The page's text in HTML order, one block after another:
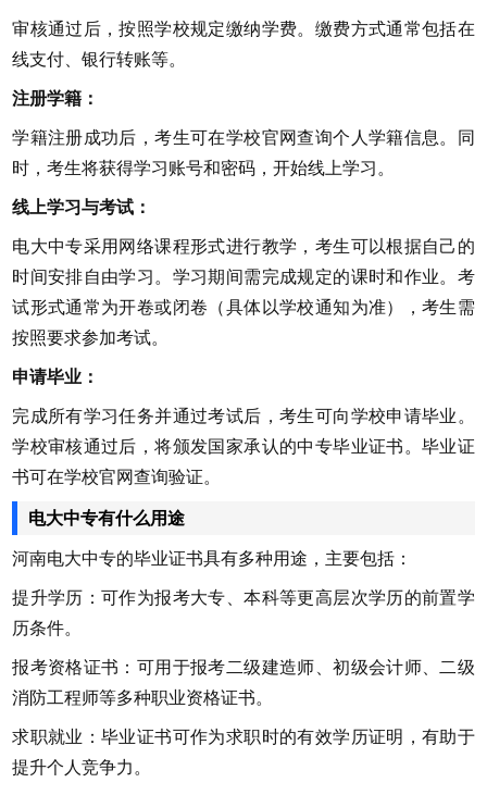
审核通过后，按照学校规定缴纳学费。缴费方式通常包括在
线支付、银行转账等。
注册学籍：
学籍注册成功后，考生可在学校官网查询个人学籍信息。同
时，考生将获得学习账号和密码，开始线上学习。
线上学习与考试：
电大中专采用网络课程形式进行教学，考生可以根据自己的
时间安排自由学习。学习期间需完成规定的课时和作业。考
试形式通常为开卷或闭卷（具体以学校通知为准），考生需
按照要求参加考试。
申请毕业：
完成所有学习任务并通过考试后，考生可向学校申请毕业。
学校审核通过后，将颁发国家承认的中专毕业证书。毕业证
书可在学校官网查询验证。
电大中专有什么用途
河南电大中专的毕业证书具有多种用途，主要包括：
提升学历：可作为报考大专、本科等更高层次学历的前置学
历条件。
报考资格证书：可用于报考二级建造师、初级会计师、二级
消防工程师等多种职业资格证书。
求职就业：毕业证书可作为求职时的有效学历证明，有助于
提升个人竞争力。